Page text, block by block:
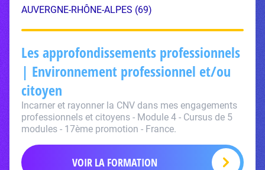
AUVERGNE-RHÔNE-ALPES (69)
Les approfondissements professionnels
| Environnement professionnel et/ou
citoyen
Incarner et rayonner la CNV dans mes engagements
professionnels et citoyens - Module 4 - Cursus de 5
modules - 17ème promotion - France.
VOIR LA FORMATION